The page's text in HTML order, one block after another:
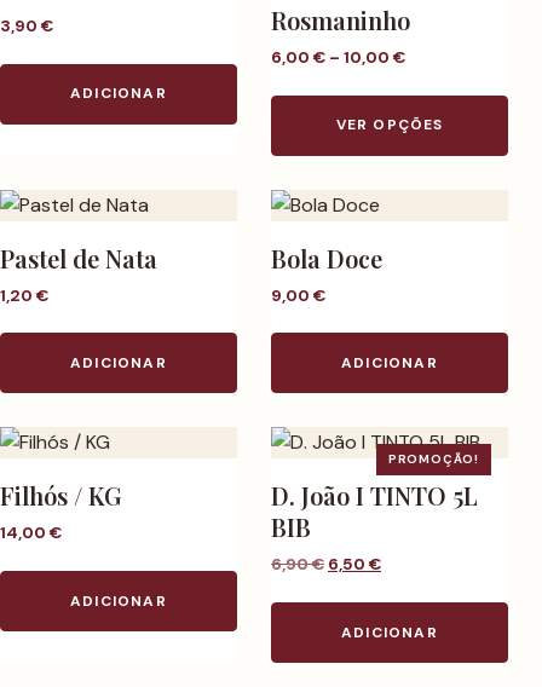
3,90 €
ADICIONAR
Rosmaninho
6,00 € – 10,00 €Price range:
VER OPÇÕES
Pastel de Nata
1,20 €
ADICIONAR
Bola Doce
9,00 €
ADICIONAR
Filhós / KG
14,00 €
ADICIONAR
PROMOÇÃO!
D. João I TINTO 5L
BIB
6,90€ O preço original era:
6,50 €O preço atual é:
ADICIONAR